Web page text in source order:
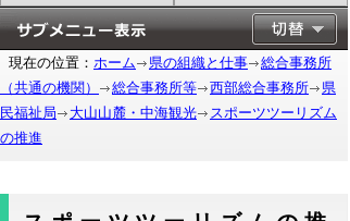
現在の位置： ホーム 県の組織と仕事
総合事務所
（共通の機関）
総合事務所等 西部総合事務所
県
民福祉局
大山山麓・中海観光
スポーツツーリズム
の推進